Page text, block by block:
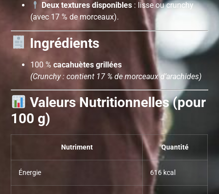
Deux textures disponibles: lisse ou crunchy
(avec 17 % de morceaux).
Ingrédients
100 %cacahuètes grillées
(Crunchy : contient 17 % de morceaux d’arachides)
Valeurs Nutritionnelles (pour
100 g)
Nutriment Quantité
Énergie 616 kcal